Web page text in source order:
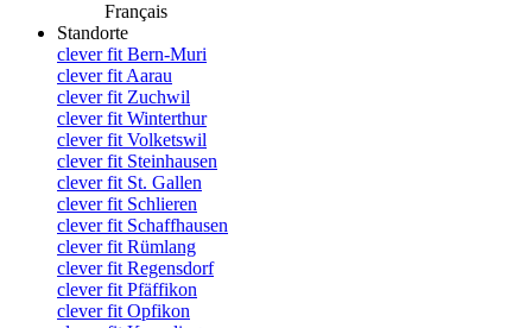
Français
Standorte
clever fit Bern-Muri
clever fit Aarau
clever fit Zuchwil
clever fit Winterthur
clever fit Volketswil
clever fit Steinhausen
clever fit St. Gallen
clever fit Schlieren
clever fit Schaffhausen
clever fit Rümlang
clever fit Regensdorf
clever fit Pfäffikon
clever fit Opfikon